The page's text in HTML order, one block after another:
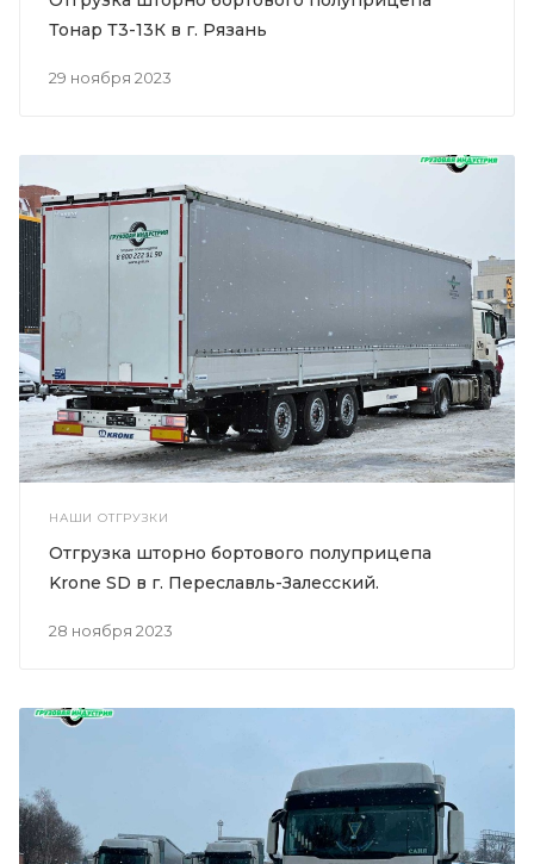
29 ноября 2023
Тонар Т3-13К в г. Рязань
НАШИ ОТГРУЗКИ
28 ноября 2023
Отгрузка шторно бортового полуприцепа
Krone SD в г. Переславль-Залесский.